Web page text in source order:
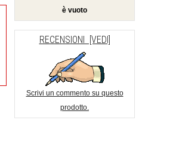
è vuoto
RECENSIONI [VEDI]
Scrivi un commento su questo
prodotto.